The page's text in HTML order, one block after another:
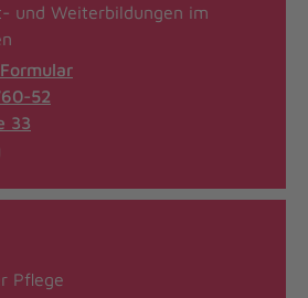
und Weiterbildungen im
52
33
Pflege